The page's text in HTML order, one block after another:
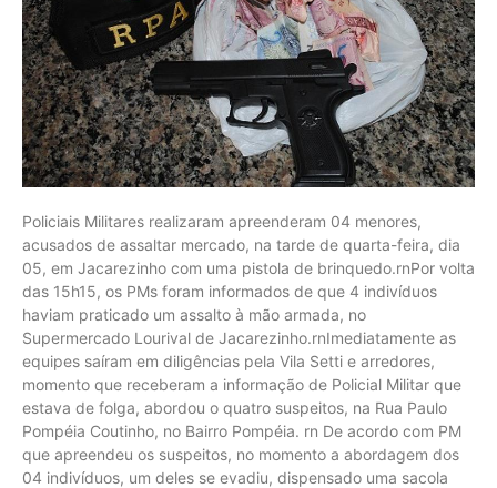
Policiais Militares realizaram apreenderam 04 menores,
acusados de assaltar mercado, na tarde de quarta-feira, dia
05, em Jacarezinho com uma pistola de brinquedo.rnPor volta
das 15h15, os PMs foram informados de que 4 indivíduos
haviam praticado um assalto à mão armada, no
Supermercado Lourival de Jacarezinho.rnImediatamente as
equipes saíram em diligências pela Vila Setti e arredores,
momento que receberam a informação de Policial Militar que
estava de folga, abordou o quatro suspeitos, na Rua Paulo
Pompéia Coutinho, no Bairro Pompéia. rn De acordo com PM
que apreendeu os suspeitos, no momento a abordagem dos
04 indivíduos, um deles se evadiu, dispensado uma sacola